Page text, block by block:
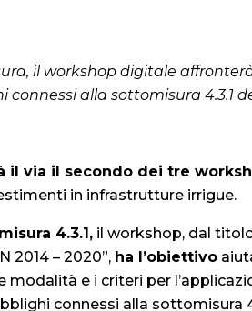
il workshop digitale
alla sottomisura 4.3.1
il via il secondo dei tre
in infrastrutture irrigue.
4.3.1, il workshop, dal
2014 – 2020”, ha l’obiettivo
modalità e i criteri per
connessi alla sottomisura